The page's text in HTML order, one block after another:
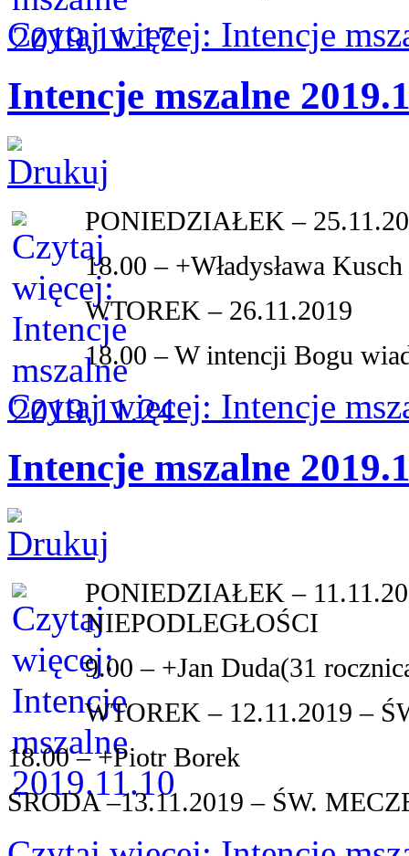
Czytaj więcej: Intencje
Intencje mszalne
PONIEDZIAŁEK –
18.00 – +Władysława
WTOREK – 26.11.2019
18.00 – W intencji Bogu
Czytaj więcej: Intencje
Intencje mszalne
PONIEDZIAŁEK –
NIEPODLEGŁOŚCI
9.00 – +Jan Duda(31
WTOREK – 12.11.2019 –
18.00 – +Piotr Borek
ŚRODA –13.11.2019 – ŚW.